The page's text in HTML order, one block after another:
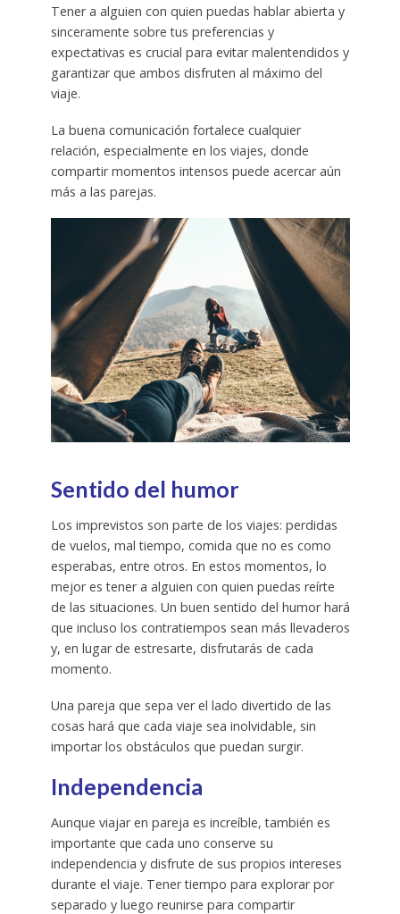
Tener a alguien con quien puedas hablar abierta y
sinceramente sobre tus preferencias y
expectativas es crucial para evitar malentendidos y
garantizar que ambos disfruten al máximo del
viaje.
La buena comunicación fortalece cualquier
relación, especialmente en los viajes, donde
compartir momentos intensos puede acercar aún
más a las parejas.
Sentido del humor
Los imprevistos son parte de los viajes: perdidas
de vuelos, mal tiempo, comida que no es como
esperabas, entre otros. En estos momentos, lo
mejor es tener a alguien con quien puedas reírte
de las situaciones. Un buen sentido del humor hará
que incluso los contratiempos sean más llevaderos
y, en lugar de estresarte, disfrutarás de cada
momento.
Una pareja que sepa ver el lado divertido de las
cosas hará que cada viaje sea inolvidable, sin
importar los obstáculos que puedan surgir.
Independencia
Aunque viajar en pareja es increíble, también es
importante que cada uno conserve su
independencia y disfrute de sus propios intereses
durante el viaje. Tener tiempo para explorar por
separado y luego reunirse para compartir